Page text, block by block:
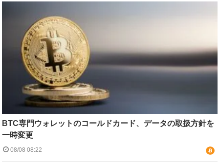
BTC専門ウォレットのコールドカード、データの取扱方針を
一時変更
08/08 08:22